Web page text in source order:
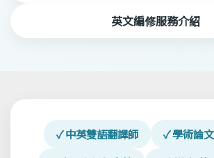
英文編修服務介紹
✓ 中英雙語翻譯師
✓ 學術論